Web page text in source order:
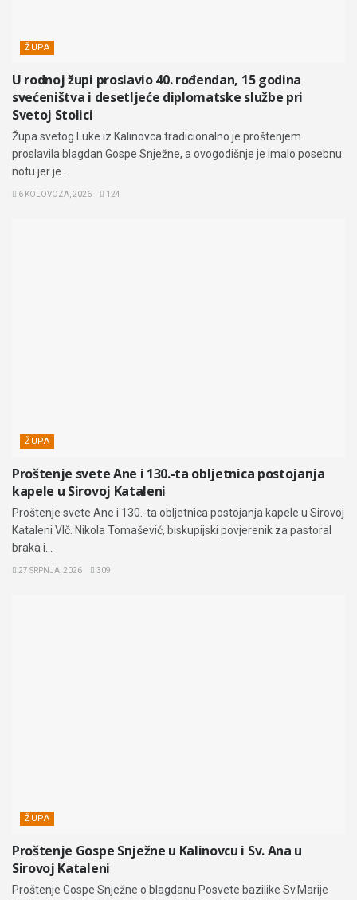
ŽUPA
U rodnoj župi proslavio 40. rođendan, 15 godina
svećeništva i desetljeće diplomatske službe pri
Svetoj Stolici
Župa svetog Luke iz Kalinovca tradicionalno je proštenjem
proslavila blagdan Gospe Snježne, a ovogodišnje je imalo posebnu
notu jer je...
6 KOLOVOZA, 2026 124
ŽUPA
Proštenje svete Ane i 130.-ta obljetnica postojanja
kapele u Sirovoj Kataleni
Proštenje svete Ane i 130.-ta obljetnica postojanja kapele u Sirovoj
Kataleni Vlč. Nikola Tomašević, biskupijski povjerenik za pastoral
braka i...
27 SRPNJA, 2026 309
ŽUPA
Proštenje Gospe Snježne u Kalinovcu i Sv. Ana u
Sirovoj Kataleni
Proštenje Gospe Snježne o blagdanu Posvete bazilike Sv.Marije